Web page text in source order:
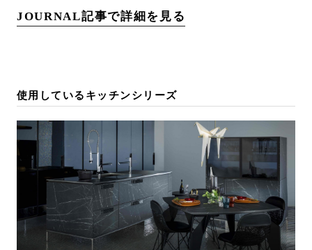
JOURNAL記事で詳細を見る
使用しているキッチンシリーズ